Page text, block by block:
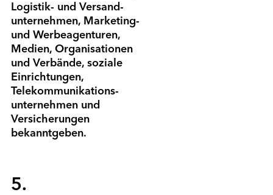
Logistik- und Versand­
unternehmen, Marketing-
und Werbe­agenturen,
Medien, Organisationen
und Verbände, soziale
Einrichtungen,
Telekommunikations­
unternehmen und
Versicherungen
bekanntgeben.
5.